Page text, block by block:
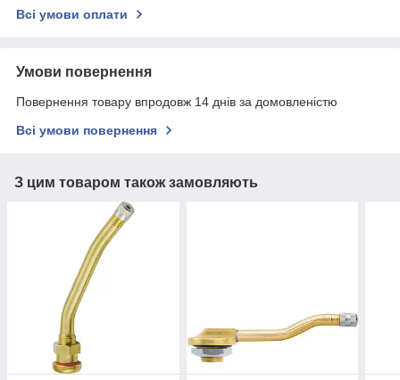
Всі умови оплати
Умови повернення
Повернення товару впродовж 14 днів за домовленістю
Всі умови повернення
З цим товаром також замовляють